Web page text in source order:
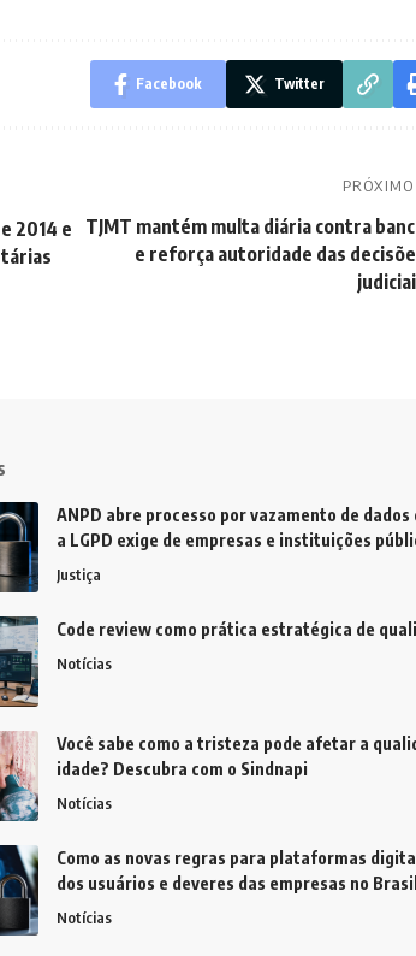
Facebook Twitter
2014 e
TJMT mantém multa diária contra
e reforça autoridade das
ANPD abre processo por vazamento de
a LGPD exige de empresas e instituições
Justiça
Code review como prática estratégica de
Notícias
Você sabe como a tristeza pode afetar a
idade? Descubra com o Sindnapi
Notícias
Como as novas regras para plataformas
dos usuários e deveres das empresas no Brasil
Notícias